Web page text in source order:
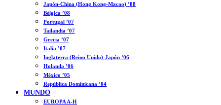
Japón-China (Hong Kong-Macao) ’08
Bélgica ’08
Portugal ’07
Tailandia ’07
Grecia ’07
Italia ’07
Inglaterra (Reino Unido)-Japón ’06
Holanda ’06
México ’05
República Dominicana ’04
MUNDO
EUROPA A-H